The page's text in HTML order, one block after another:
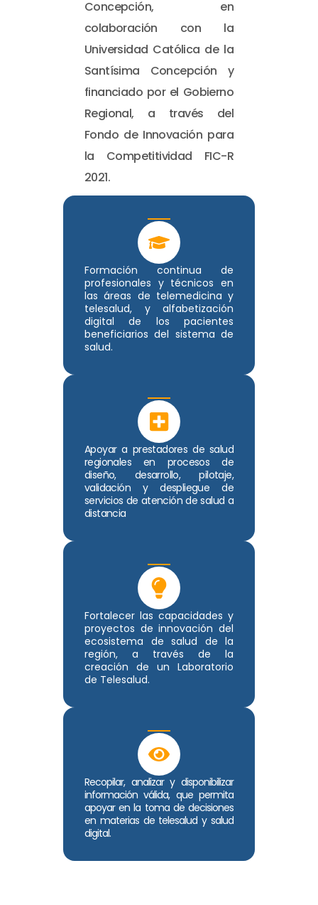
Formación continua de
profesionales y técnicos en
las áreas de telemedicina y
telesalud, y alfabetización
digital de los pacientes
beneficiarios del sistema de
salud.
Apoyar a prestadores de salud
regionales en procesos de
diseño, desarrollo, pilotaje,
validación y despliegue de
servicios de atención de salud a
distancia
Fortalecer las capacidades y
proyectos de innovación del
ecosistema de salud de la
región, a través de la
creación de un Laboratorio
de Telesalud.
Recopilar, analizar y disponibilizar
información válida, que permita
apoyar en la toma de decisiones
en materias de telesalud y salud
digital.
Concepción, en
colaboración con la
Universidad Católica de la
Santísima Concepción y
financiado por el Gobierno
Regional, a través del
Fondo de Innovación para
la Competitividad FIC-R
2021.